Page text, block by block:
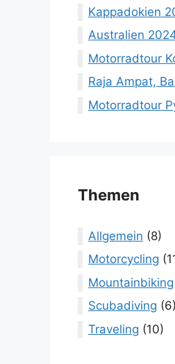
Kappadokien
Australien
Motorradtour
Raja Ampat,
Motorradtour
Themen
Allgemein (8)
Motorcycling
Mountainbiking
Scubadiving (6)
Traveling (10)